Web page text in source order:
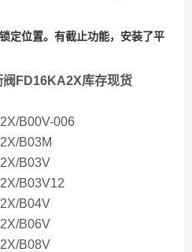
定位置。有截止功能，安装了平
FD16KA2X库存现货
B00V-006
B03M
B03V
B03V12
B04V
B06V
B08V